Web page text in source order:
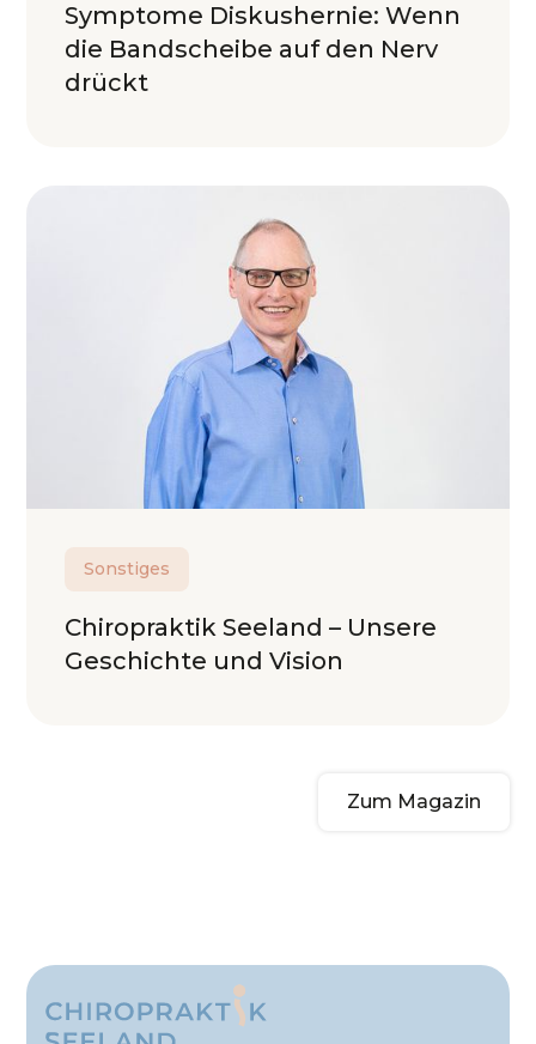
Symptome Diskushernie: Wenn
die Bandscheibe auf den Nerv
drückt
Sonstiges
Chiropraktik Seeland – Unsere
Geschichte und Vision
Zum Magazin